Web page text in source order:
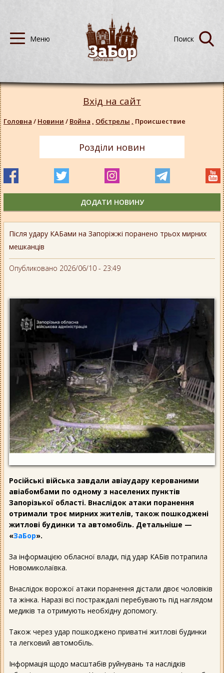
Після удару КАБами на Запоріжжі поранено трьох мирних
мешканців
Опубликовано 2026/06/10 - 23:49
Російські війська завдали авіаудару керованими
авіабомбами по одному з населених пунктів
Запорізької області. Внаслідок атаки поранення
отримали троє мирних жителів, також пошкоджені
житлові будинки та автомобіль. Детальніше —
«ЗаБор».
За інформацією обласної влади, під удар КАБів потрапила
Новомиколаївка.
Внаслідок ворожої атаки поранення дістали двоє чоловіків
та жінка. Наразі всі постраждалі перебувають під наглядом
медиків та отримують необхідну допомогу.
Також через удар пошкоджено приватні житлові будинки
та легковий автомобіль.
Інформація щодо масштабів руйнувань та наслідків
Вхід на сайт
Головна / Новини / Война , Обстрелы , Происшествие
Розділи новин
ДОДАТИ НОВИНУ